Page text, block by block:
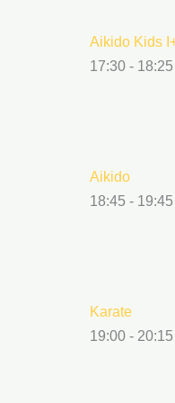
Aikido Kids
17:30- 18:25
Aikido
18:45 - 19:45
Karate
19:00- 20:15